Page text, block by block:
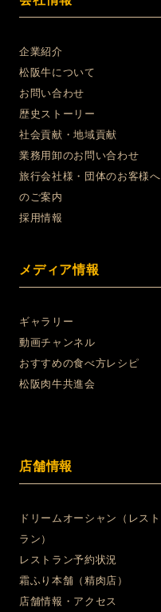
企業紹介
松阪牛について
お問い合わせ
歴史ストーリー
社会貢献・地域貢献
業務用卸のお問い合わせ
旅行会社様・団体のお客様へ
のご案内
採用情報
メディア情報
ギャラリー
動画チャンネル
おすすめの食べ方レシピ
松阪肉牛共進会
店舗情報
ドリームオーシャン（レスト
ラン）
レストラン予約状況
霜ふり本舗（精肉店）
店舗情報・アクセス